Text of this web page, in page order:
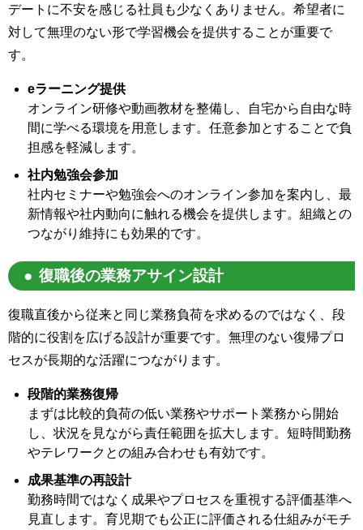
デートに不安を感じる社員も少なくありません。希望者に
対して無理のない形で学習機会を提供することが重要で
す。
eラーニング提供
オンライン研修や動画教材を整備し、自宅から自由な時
間に学べる環境を用意します。任意参加とすることで負
担感を軽減します。
社内勉強会参加
社内セミナーや勉強会へのオンライン参加を案内し、最
新情報や社内動向に触れる機会を提供します。組織との
つながり維持にも効果的です。
復職後の業務アサイン設計
復職直後から従来と同じ業務負荷を求めるのではなく、段
階的に役割を広げる設計が重要です。無理のない復帰プロ
セスが長期的な活躍につながります。
段階的業務復帰
まずは比較的負荷の低い業務やサポート業務から開始
し、状況を見ながら責任範囲を拡大します。短時間勤務
やテレワークとの組み合わせも有効です。
成果基準の再設計
勤務時間ではなく成果やプロセスを重視する評価基準へ
見直します。育児期でも公正に評価される仕組みがモチ